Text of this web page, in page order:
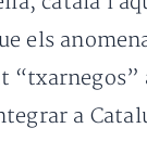
els
“txarnegos”
a